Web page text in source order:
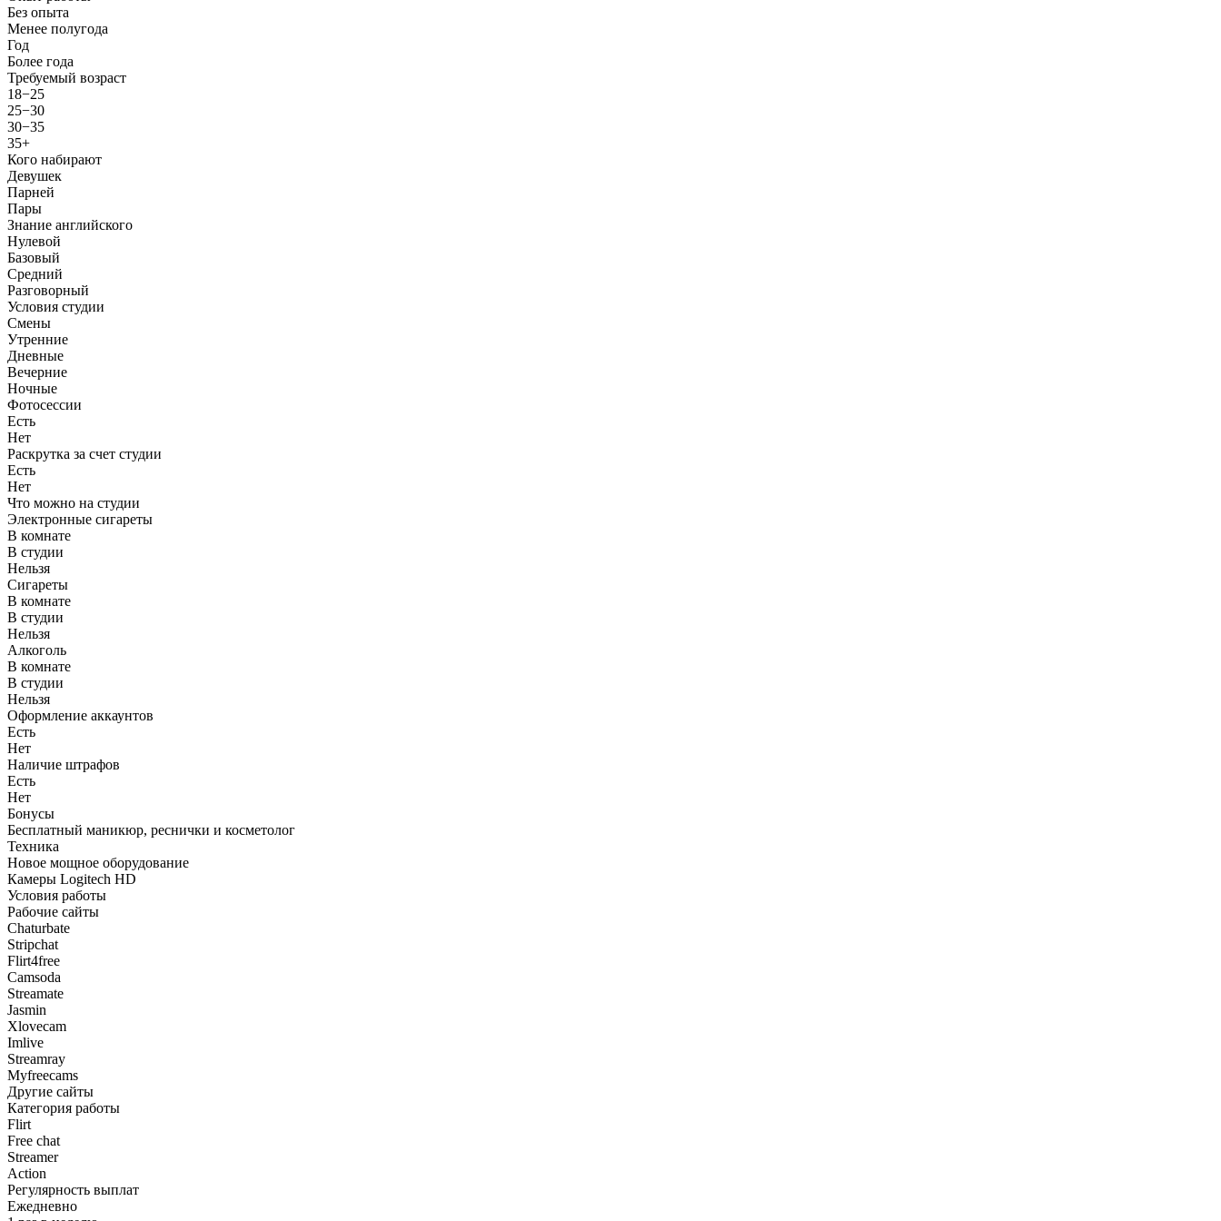
Без опыта
Менее полугода
Год
Более года
Требуемый возраст
18−25
25−30
30−35
35+
Кого набирают
Девушек
Парней
Пары
Знание английского
Нулевой
Базовый
Средний
Разговорный
Условия студии
Смены
Утренние
Дневные
Вечерние
Ночные
Фотосессии
Есть
Нет
Раскрутка за счет студии
Есть
Нет
Что можно на студии
Электронные сигареты
В комнате
В студии
Нельзя
Сигареты
В комнате
В студии
Нельзя
Алкоголь
В комнате
В студии
Нельзя
Оформление аккаунтов
Есть
Нет
Наличие штрафов
Есть
Нет
Бонусы
Бесплатный маникюр, реснички и косметолог
Техника
Новое мощное оборудование
Камеры Logitech HD
Условия работы
Рабочие сайты
Chaturbate
Stripchat
Flirt4free
Camsoda
Streamate
Jasmin
Xlovecam
Imlive
Streamray
Myfreecams
Другие сайты
Категория работы
Flirt
Free chat
Streamer
Action
Регулярность выплат
Ежедневно